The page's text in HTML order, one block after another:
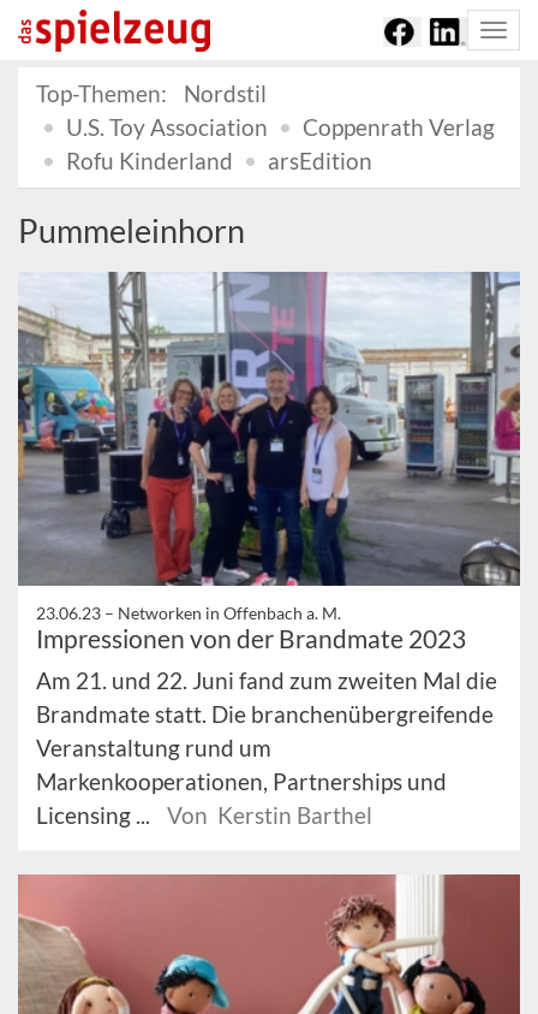
Top-Themen:
Nordstil
U.S. Toy Association
Coppenrath Verlag
Rofu Kinderland
arsEdition
Pummeleinhorn
23.06.23 – Networken in Offenbach a. M.
Impressionen von der Brandmate 2023
Am 21. und 22. Juni fand zum zweiten Mal die
Brandmate statt. Die branchenübergreifende
Veranstaltung rund um
Markenkooperationen, Partnerships und
Licensing ...
Von Kerstin Barthel